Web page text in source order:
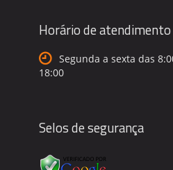
Horário de atendimento
Segunda a sexta das
18:00
Selos de segurança